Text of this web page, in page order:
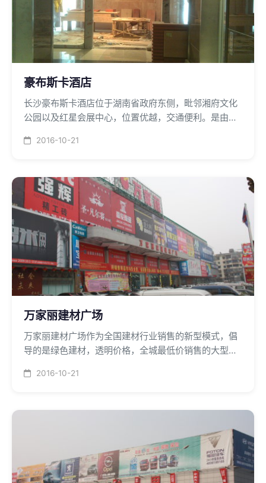
豪布斯卡酒店
长沙豪布斯卡酒店位于湖南省政府东侧，毗邻湘府文化
公园以及红星会展中心，位置优越，交通便利。是由湖
店。2016-10-21
万家丽建材广场
万家丽建材广场作为全国建材行业销售的新型模式，倡
导的是绿色建材，透明价格，全城最低价销售的大型超
和一台85*106Kcal燃油锅炉。
2016-10-21